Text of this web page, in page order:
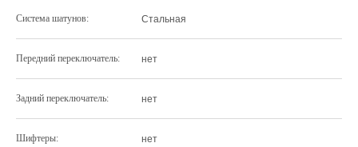
Система шатунов: Стальная
Передний переключатель: нет
Задний переключатель: нет
Шифтеры: нет